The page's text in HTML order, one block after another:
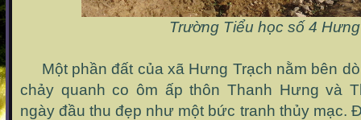
Trường Tiểu học số 4
Một phần đất của xã Hưng Trạch nằm bên
chảy quanh co ôm ấp thôn Thanh Hưng và
ngày đầu thu đẹp như một bức tranh thủy mạc.